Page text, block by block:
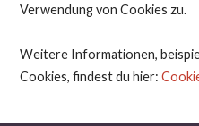
Verwendung von Cookies zu.
Weitere Informationen,
Cookies, findest du hier: